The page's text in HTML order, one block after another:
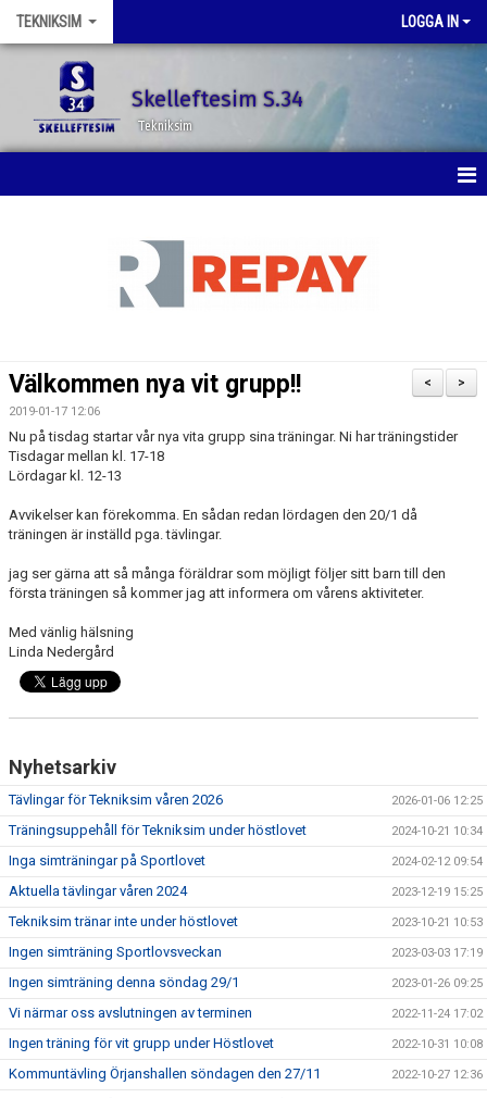
TEKNIKSIM LOGGA IN
Skelleftesim S.34
Tekniksim
DOKUMENT
KONTAKT
>
<
Välkommen nya vit grupp!!
2019-01-17 12:06
Nu på tisdag startar vår nya vita grupp sina träningar. Ni har träningstider
Tisdagar mellan kl. 17-18
Lördagar kl. 12-13
Avvikelser kan förekomma. En sådan redan lördagen den 20/1 då
träningen är inställd pga. tävlingar.
jag ser gärna att så många föräldrar som möjligt följer sitt barn till den
första träningen så kommer jag att informera om vårens aktiviteter.
Med vänlig hälsning
Linda Nedergård
Nyhetsarkiv
Tävlingar för Tekniksim våren 2026 2026-01-06 12:25
Träningsuppehåll för Tekniksim under höstlovet 2024-10-21 10:34
Inga simträningar på Sportlovet 2024-02-12 09:54
Aktuella tävlingar våren 2024 2023-12-19 15:25
Tekniksim tränar inte under höstlovet 2023-10-21 10:53
Ingen simträning Sportlovsveckan 2023-03-03 17:19
Ingen simträning denna söndag 29/1 2023-01-26 09:25
Vi närmar oss avslutningen av terminen 2022-11-24 17:02
Ingen träning för vit grupp under Höstlovet 2022-10-31 10:08
Kommuntävling Örjanshallen söndagen den 27/11 2022-10-27 12:36